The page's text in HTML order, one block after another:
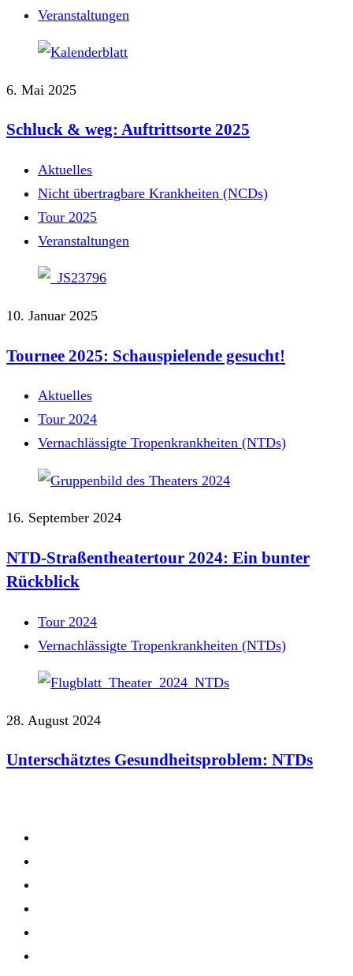
Veranstaltungen
6. Mai 2025
Schluck & weg: Auftrittsorte 2025
Aktuelles
Nicht übertragbare Krankheiten (NCDs)
Tour 2025
Veranstaltungen
10. Januar 2025
Tournee 2025: Schauspielende gesucht!
Aktuelles
Tour 2024
Vernachlässigte Tropenkrankheiten (NTDs)
16. September 2024
NTD-Straßentheatertour 2024: Ein bunter
Rückblick
Tour 2024
Vernachlässigte Tropenkrankheiten (NTDs)
28. August 2024
Unterschätztes Gesundheitsproblem: NTDs